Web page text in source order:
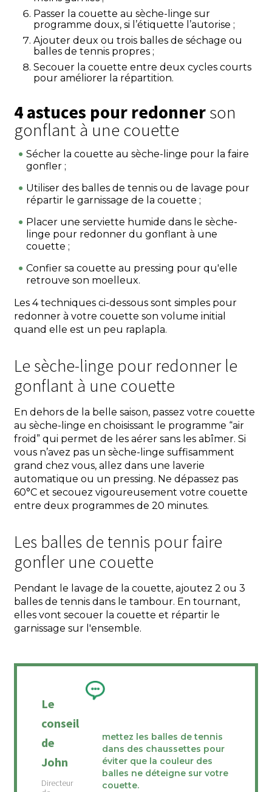
Passer la couette au sèche-linge sur
programme doux, si l’étiquette l’autorise ;
Ajouter deux ou trois balles de séchage ou
balles de tennis propres ;
Secouer la couette entre deux cycles courts
pour améliorer la répartition.
4 astuces pour redonnerson
gonflant à une couette
Sécher la couette au sèche-linge pour la faire
gonfler ;
Utiliser des balles de tennis ou de lavage pour
répartir le garnissage de la couette ;
Placer une serviette humide dans le sèche-
linge pour redonner du gonflant à une
couette ;
Confier sa couette au pressing pour qu'elle
retrouve son moelleux.
Les 4 techniques ci-dessous sont simples pour
redonner à votre couette son volume initial
quand elle est un peu raplapla.
Le sèche-linge pour redonner le
gonflant à une couette
En dehors de la belle saison, passez votre couette
au sèche-linge en choisissant le programme “air
froid” qui permet de les aérer sans les abîmer. Si
vous n’avez pas un sèche-linge suffisamment
grand chez vous, allez dans une laverie
automatique ou un pressing. Ne dépassez pas
60°C et secouez vigoureusement votre couette
entre deux programmes de 20 minutes.
Les balles de tennis pour faire
gonfler une couette
Pendant le lavage de la couette, ajoutez 2 ou 3
balles de tennis dans le tambour. En tournant,
elles vont secouer la couette et répartir le
garnissage sur l'ensemble.
Le
conseil
de
John
mettez les balles de tennis
dans des chaussettes pour
éviter que la couleur des
balles ne déteigne sur votre
couette.